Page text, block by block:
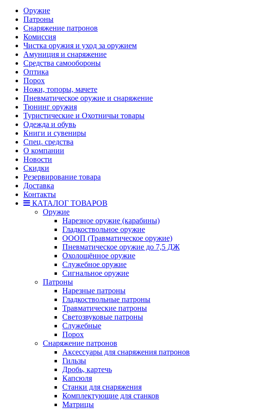
Оружие
Патроны
Снаряжение патронов
Комиссия
Чистка оружия и уход за оружием
Амуниция и снаряжение
Средства самообороны
Оптика
Порох
Ножи, топоры, мачете
Пневматическое оружие и снаряжение
Тюнинг оружия
Туристические и Охотничьи товары
Одежда и обувь
Книги и сувениры
Спец. средства
О компании
Новости
Скидки
Резервирование товара
Доставка
Контакты
КАТАЛОГ ТОВАРОВ
Оружие
Нарезное оружие (карабины)
Гладкоствольное оружие
ОООП (Травматическое оружие)
Пневматическое оружие до 7,5 ДЖ
Охолощённое оружие
Служебное оружие
Сигнальное оружие
Патроны
Нарезные патроны
Гладкоствольные патроны
Травматические патроны
Светозвуковые патроны
Служебные
Порох
Снаряжение патронов
Аксессуары для снаряжения патронов
Гильзы
Дробь, картечь
Капсюля
Станки для снаряжения
Комплектующие для станков
Матрицы